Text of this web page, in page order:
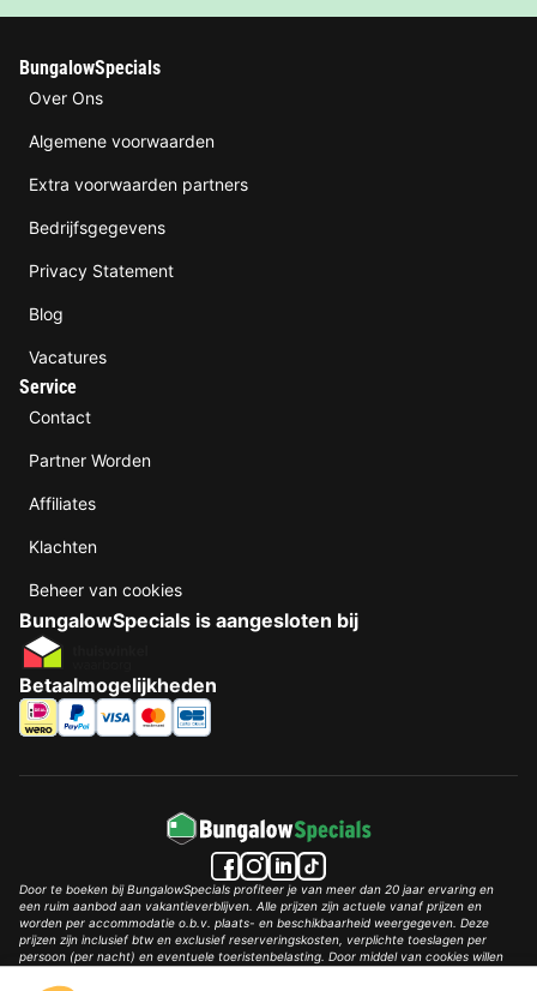
BungalowSpecials
Over Ons
Algemene voorwaarden
Extra voorwaarden partners
Bedrijfsgegevens
Privacy Statement
Blog
Vacatures
Service
Contact
Partner Worden
Affiliates
Klachten
Beheer van cookies
BungalowSpecials is aangesloten bij
Betaalmogelijkheden
Door te boeken bij BungalowSpecials profiteer je van meer dan 20 jaar ervaring en
een ruim aanbod aan vakantieverblijven. Alle prijzen zijn actuele vanaf prijzen en
worden per accommodatie o.b.v. plaats- en beschikbaarheid weergegeven. Deze
prijzen zijn inclusief btw en exclusief reserveringskosten, verplichte toeslagen per
persoon (per nacht) en eventuele toeristenbelasting. Door middel van cookies willen